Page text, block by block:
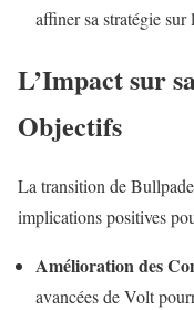
affiner sa stratégie sur
L’Impact sur
Objectifs
La transition de
implications positives
Amélioration des
avancées de Volt